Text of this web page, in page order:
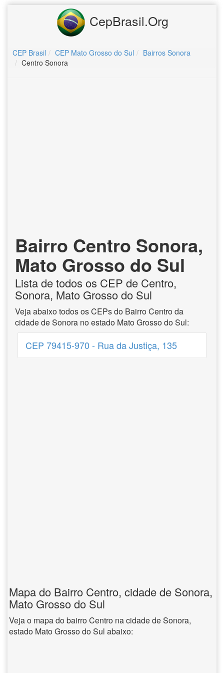
CepBrasil.Org
CEP Brasil CEP Mato Grosso do Sul
Bairros Sonora
Centro Sonora
Bairro Centro Sonora,
Mato Grosso do Sul
Lista de todos os CEP de Centro,
Sonora, Mato Grosso do Sul
Veja abaixo todos os CEPs do Bairro Centro da
cidade de Sonora no estado Mato Grosso do Sul:
CEP 79415-970 - Rua da Justiça, 135
Mapa do Bairro Centro, cidade de Sonora,
Mato Grosso do Sul
Veja o mapa do bairro Centro na cidade de Sonora,
estado Mato Grosso do Sul abaixo: